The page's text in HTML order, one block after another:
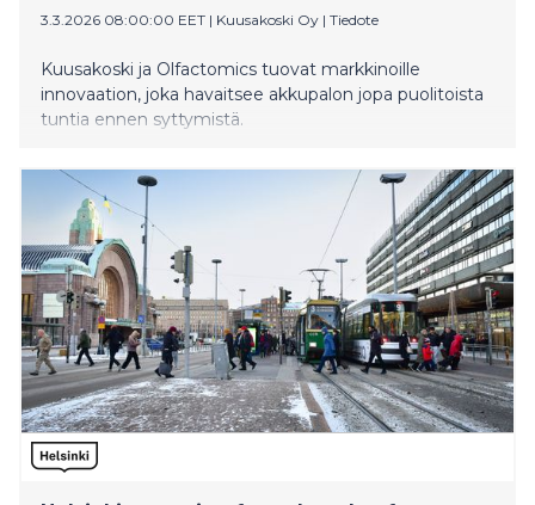
3.3.2026 08:00:00 EET | Kuusakoski Oy | Tiedote
Kuusakoski ja Olfactomics tuovat markkinoille
innovaation, joka havaitsee akkupalon jopa puolitoista
tuntia ennen syttymistä.